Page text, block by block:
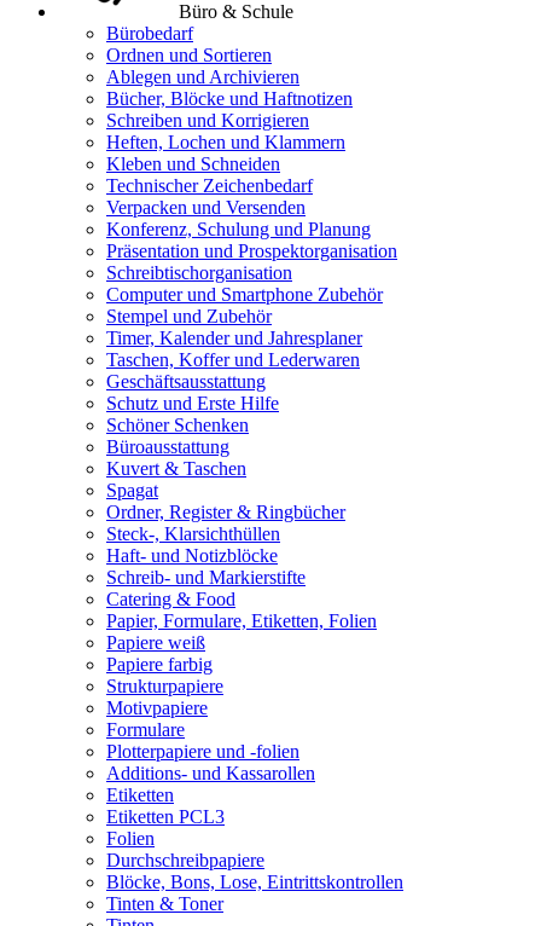
Büro & Schule
Bürobedarf
Ordnen und Sortieren
Ablegen und Archivieren
Bücher, Blöcke und Haftnotizen
Schreiben und Korrigieren
Heften, Lochen und Klammern
Kleben und Schneiden
Technischer Zeichenbedarf
Verpacken und Versenden
Konferenz, Schulung und Planung
Präsentation und Prospektorganisation
Schreibtischorganisation
Computer und Smartphone Zubehör
Stempel und Zubehör
Timer, Kalender und Jahresplaner
Taschen, Koffer und Lederwaren
Geschäftsausstattung
Schutz und Erste Hilfe
Schöner Schenken
Büroausstattung
Kuvert & Taschen
Spagat
Ordner, Register & Ringbücher
Steck-, Klarsichthüllen
Haft- und Notizblöcke
Schreib- und Markierstifte
Catering & Food
Papier, Formulare, Etiketten, Folien
Papiere weiß
Papiere farbig
Strukturpapiere
Motivpapiere
Formulare
Plotterpapiere und -folien
Additions- und Kassarollen
Etiketten
Etiketten PCL3
Folien
Durchschreibpapiere
Blöcke, Bons, Lose, Eintrittskontrollen
Tinten & Toner